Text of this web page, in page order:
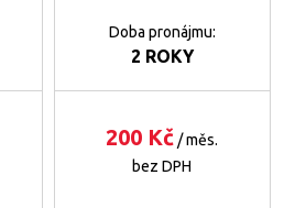
Doba pronájmu:
2 ROKY
200 Kč / měs.
bez DPH